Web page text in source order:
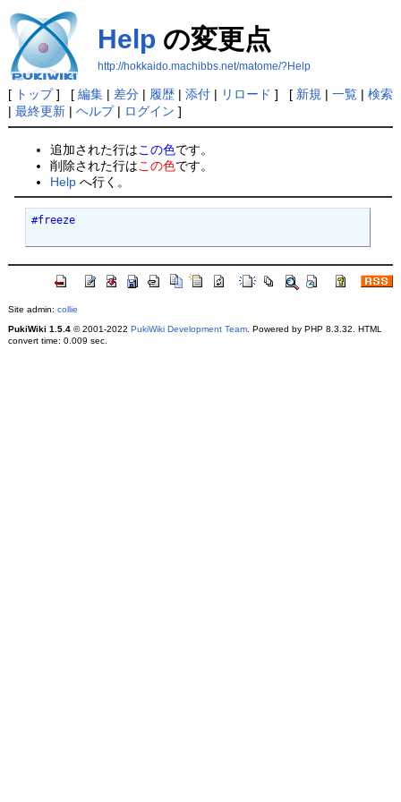
Help の変更点
http://hokkaido.machibbs.net/matome/?Help
[ トップ] [ 編集| 差分| 履歴| 添付| リロード ] [ 新規 | 一覧| 検索
| 最終更新| ヘルプ| ログイン ]
追加された行はこの色です。
削除された行はこの色です。
Help へ行く。
#freeze
Site admin: collie
PukiWiki 1.5.4© 2001-2022 PukiWiki Development Team. Powered by PHP 8.3.32. HTML
convert time: 0.009 sec.